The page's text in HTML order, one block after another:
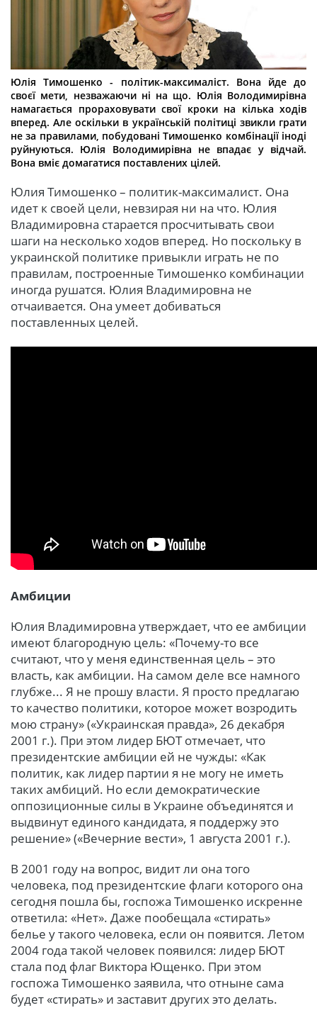
Юлія Тимошенко - політик-максималіст. Вона йде до
своєї мети, незважаючи ні на що. Юлія Володимирівна
намагається прораховувати свої кроки на кілька ходів
вперед. Але оскільки в українській політиці звикли грати
не за правилами, побудовані Тимошенко комбінації іноді
руйнуються. Юлія Володимирівна не впадає у відчай.
Вона вміє домагатися поставлених цілей.
Юлия Тимошенко – политик-максималист. Она
идет к своей цели, невзирая ни на что. Юлия
Владимировна старается просчитывать свои
шаги на несколько ходов вперед. Но поскольку в
украинской политике привыкли играть не по
правилам, построенные Тимошенко комбинации
иногда рушатся. Юлия Владимировна не
отчаивается. Она умеет добиваться
поставленных целей.
Амбиции
Юлия Владимировна утверждает, что ее амбиции
имеют благородную цель: «Почему-то все
считают, что у меня единственная цель – это
власть, как амбиции. На самом деле все намного
глубже... Я не прошу власти. Я просто предлагаю
то качество политики, которое может возродить
мою страну» («Украинская правда», 26 декабря
2001 г.). При этом лидер БЮТ отмечает, что
президентские амбиции ей не чужды: «Как
политик, как лидер партии я не могу не иметь
таких амбиций. Но если демократические
оппозиционные силы в Украине объединятся и
выдвинут единого кандидата, я поддержу это
решение» («Вечерние вести», 1 августа 2001 г.).
В 2001 году на вопрос, видит ли она того
человека, под президентские флаги которого она
сегодня пошла бы, госпожа Тимошенко искренне
ответила: «Нет». Даже пообещала «стирать»
белье у такого человека, если он появится. Летом
2004 года такой человек появился: лидер БЮТ
стала под флаг Виктора Ющенко. При этом
госпожа Тимошенко заявила, что отныне сама
будет «стирать» и заставит других это делать.